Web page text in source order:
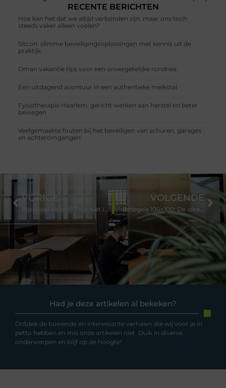
RECENTE BERICHTEN
Hoe kan het dat we altijd verbonden zijn, maar ons toch
steeds vaker alleen voelen?
Sitcon: slimme beveiligingsoplossingen met kennis uit de
praktijk
Oman vakantie tips voor een onvergetelijke rondreis
Een uitdagend avontuur in een authentieke melkstal
Fysiotherapie Haarlem: gericht werken aan herstel en beter
bewegen
Veelgemaakte fouten bij het beveiligen van schuren, garages
en achteromgangen
Had je deze artikelen al bekeken?
Ontdek de boeiende en interessante verhalen die wij voor je in
petto hebben en mis onze artikelen niet. Duik in diverse
onderwerpen en blijf op de hoogte!
VORIGE
Rijschool kiezen? Trap niet in deze valkuilen (en bespaar geld)
VOLGENDE
Vloertegels 100×100: De ideale basis voor jouw ruimte